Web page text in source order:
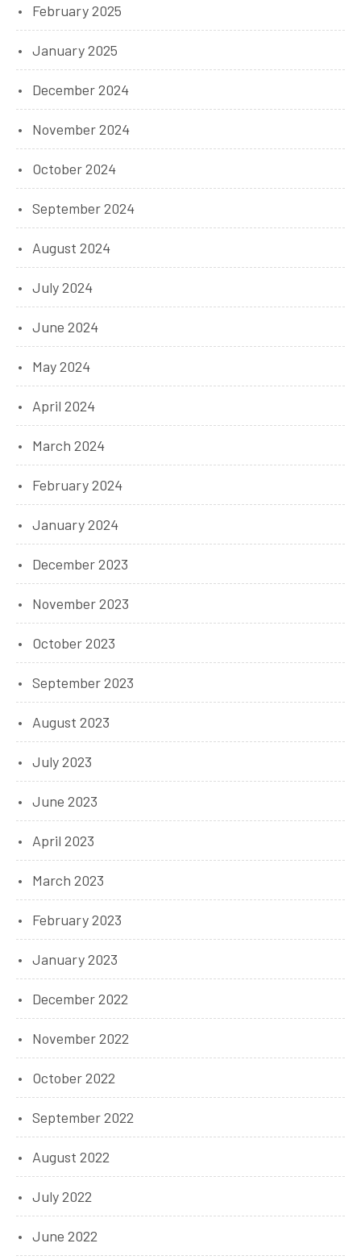
February 2025
January 2025
December 2024
November 2024
October 2024
September 2024
August 2024
July 2024
June 2024
May 2024
April 2024
March 2024
February 2024
January 2024
December 2023
November 2023
October 2023
September 2023
August 2023
July 2023
June 2023
April 2023
March 2023
February 2023
January 2023
December 2022
November 2022
October 2022
September 2022
August 2022
July 2022
June 2022